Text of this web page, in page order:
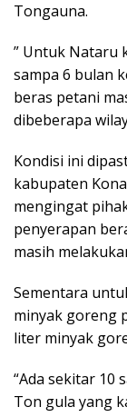
Tongauna.
” Untuk Nataru
sampa 6 bulan
beras petani
dibeberapa
Kondisi ini
kabupaten
mengingat
penyerapan
masih
Sementara
minyak goreng
liter minyak
“Ada sekitar 10
Ton gula yang